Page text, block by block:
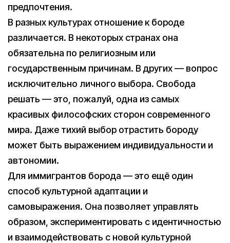
предпочтения.
В разных культурах отношение к бороде
различается. В некоторых странах она
обязательна по религиозным или
государственным причинам. В других — вопрос
исключительно личного выбора. Свобода
решать — это, пожалуй, одна из самых
красивых философских сторон современного
мира. Даже тихий выбор отрастить бороду
может быть выражением индивидуальности и
автономии.
Для иммигрантов борода — это ещё один
способ культурной адаптации и
самовыражения. Она позволяет управлять
образом, экспериментировать с идентичностью
и взаимодействовать с новой культурной